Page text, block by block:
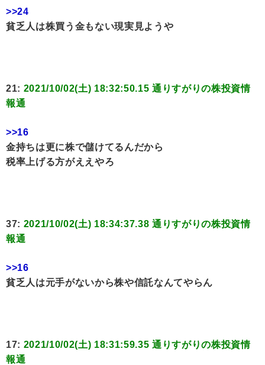
>>24
貧乏人は株買う金もない現実見ようや
21: 2021/10/02(土) 18:32:50.15 通りすがりの株投資情
報通
>>16
金持ちは更に株で儲けてるんだから
税率上げる方がええやろ
37: 2021/10/02(土) 18:34:37.38 通りすがりの株投資情
報通
>>16
貧乏人は元手がないから株や信託なんてやらん
17: 2021/10/02(土) 18:31:59.35 通りすがりの株投資情
報通